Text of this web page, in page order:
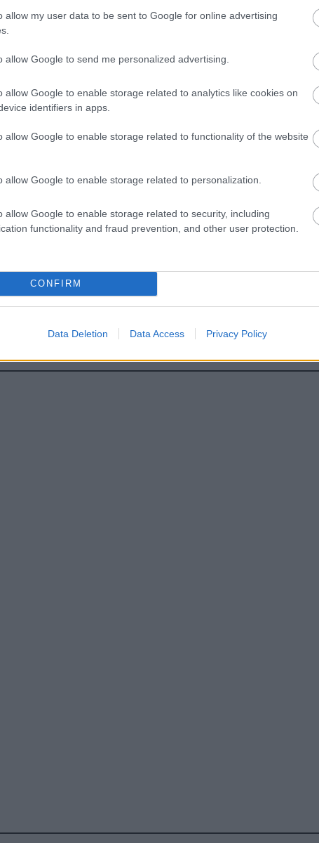
allow my user data to be sent to Google for online advertising
allow Google to send me personalized advertising.
allow Google to enable storage related to analytics like cookies on
identifiers in apps.
allow Google to enable storage related to functionality of the website
allow Google to enable storage related to personalization.
allow Google to enable storage related to security, including
functionality and fraud prevention, and other user protection.
CONFIRM
Data Deletion Data Access Privacy Policy
των αποζημιώσεων των Στρατιωτικών Ιατρών μετά
του ΙΣΑ
μετατραυματικού στρες: Ουσία της ιατρικής
Αίρεται η απαγόρευση για τη χρήση του